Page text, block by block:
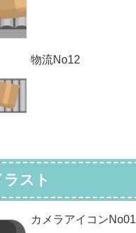
物流No12
ラスト
カメラアイコンNo01